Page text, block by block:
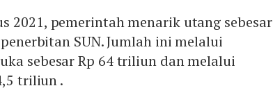
2021, pemerintah menarik utang sebesar
SUN. Jumlah ini melalui
sebesar Rp 64 triliun dan melalui
triliun .